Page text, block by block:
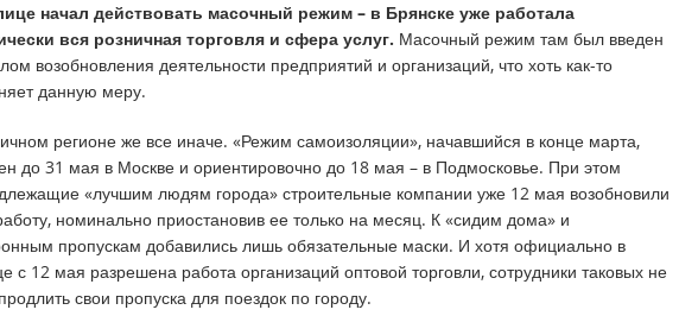
начал действовать масочный режим – в Брянске уже работала
вся розничная торговля и сфера услуг. Масочный режим там был введен
возобновления деятельности предприятий и организаций, что хоть как-то
данную меру.
регионе же все иначе. «Режим самоизоляции», начавшийся в конце марта,
до 31 мая в Москве и ориентировочно до 18 мая – в Подмосковье. При этом
«лучшим людям города» строительные компании уже 12 мая возобновили
номинально приостановив ее только на месяц. К «сидим дома» и
пропускам добавились лишь обязательные маски. И хотя официально в
с 12 мая разрешена работа организаций оптовой торговли, сотрудники таковых не
свои пропуска для поездок по городу.